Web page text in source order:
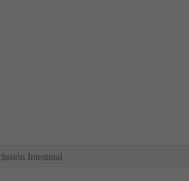
Intestinal